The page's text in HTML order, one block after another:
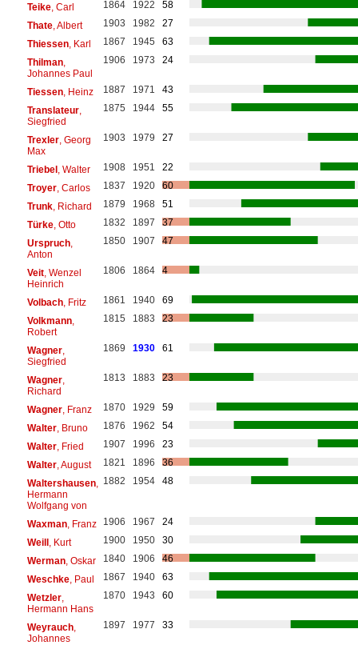
Teike, Carl 1864 1922
58
Thate, Albert 1903 1982
27
Thiessen, Karl 1867 1945
63
Thilman,
Johannes Paul
1906 1973 24
Tiessen, Heinz 1887 1971
43
Translateur,
Siegfried
1875 1944 55
Trexler, Georg
Max
1903 1979 27
Triebel, Walter 1908 1951
22
Troyer, Carlos 1837 1920
60
Trunk, Richard 1879 1968
51
Türke, Otto 1832 1897
37
Urspruch,
Anton
1850 1907 47
Veit, Wenzel
Heinrich
1806 1864 4
Volbach, Fritz 1861 1940
69
Volkmann,
Robert
1815 1883 23
Wagner,
Siegfried
1869 1930 61
Wagner,
Richard
1813 1883 23
Wagner, Franz 1870 1929
59
Walter, Bruno 1876 1962
54
Walter, Fried 1907 1996
23
Walter, August 1821 1896
36
Waltershausen,
Hermann
Wolfgang von
1882 1954 48
Waxman, Franz 1906 1967
24
Weill, Kurt 1900 1950
30
Werman, Oskar 1840 1906
46
Weschke, Paul 1867 1940
63
Wetzler,
Hermann Hans
1870 1943 60
Weyrauch,
Johannes
1897 1977 33